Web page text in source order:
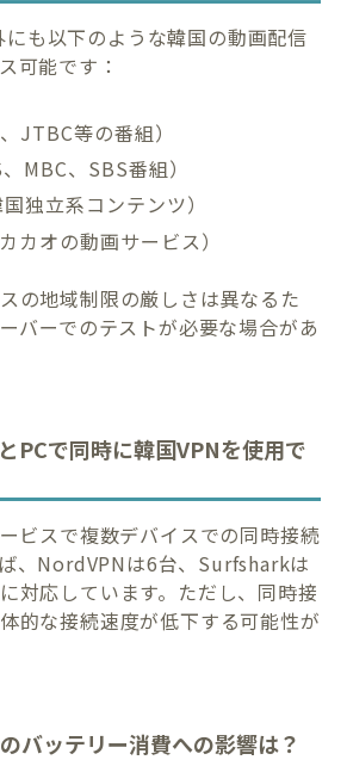
も以下のような韓国の動画配信
可能です：
JTBC等の番組）
MBC、SBS番組）
独立系コンテンツ）
カオの動画サービス）
の地域制限の厳しさは異なるた
バーでのテストが必要な場合があ
PCで同時に韓国VPNを使用で
ビスで複数デバイスでの同時接続
、NordVPNは6台、Surfsharkは
対応しています。ただし、同時接
的な接続速度が低下する可能性が
バッテリー消費への影響は？